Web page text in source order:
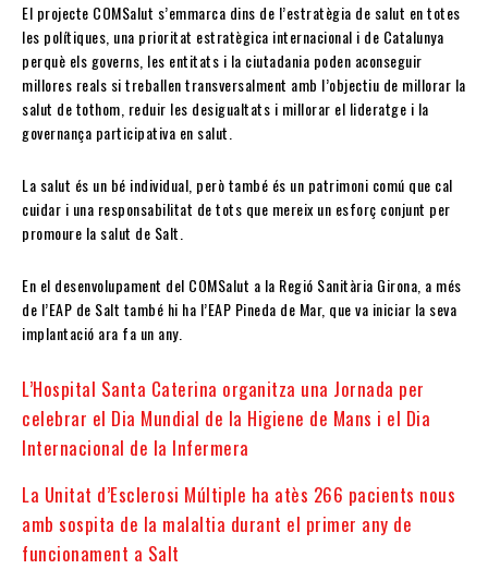
El projecte COMSalut s’emmarca dins de l’estratègia de salut en totes
les polítiques, una prioritat estratègica internacional i de Catalunya
perquè els governs, les entitats i la ciutadania poden aconseguir
millores reals si treballen transversalment amb l’objectiu de millorar la
salut de tothom, reduir les desigualtats i millorar el lideratge i la
governança participativa en salut.
La salut és un bé individual, però també és un patrimoni comú que cal
cuidar i una responsabilitat de tots que mereix un esforç conjunt per
promoure la salut de Salt.
En el desenvolupament del COMSalut a la Regió Sanitària Girona, a més
de l’EAP de Salt també hi ha l’EAP Pineda de Mar, que va iniciar la seva
implantació ara fa un any.
L’Hospital Santa Caterina organitza una Jornada per
celebrar el Dia Mundial de la Higiene de Mans i el Dia
Internacional de la Infermera
La Unitat d’Esclerosi Múltiple ha atès 266 pacients nous
amb sospita de la malaltia durant el primer any de
funcionament a Salt